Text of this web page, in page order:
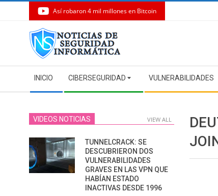
Así robaron 4 mil millones en Bitcoin
Navigation
Menu
INICIO CIBERSEGURIDAD VULNERABILIDADES
VIDEOS NOTICIAS VIEW ALL
TUNNELCRACK: SE
DESCUBRIERON DOS
VULNERABILIDADES
GRAVES EN LAS VPN QUE
HABÍAN ESTADO
INACTIVAS DESDE 1996